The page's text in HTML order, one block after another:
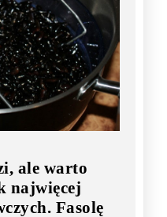
ale warto
najwięcej
Fasolę